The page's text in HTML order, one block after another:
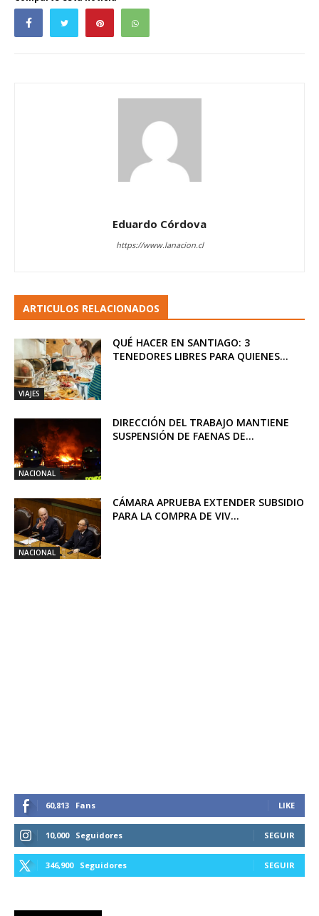
Eduardo Córdova
https://www.lanacion.cl
ARTICULOS RELACIONADOS
VIAJES
QUÉ HACER EN SANTIAGO: 3
TENEDORES LIBRES PARA QUIENES...
NACIONAL
DIRECCIÓN DEL TRABAJO MANTIENE
SUSPENSIÓN DE FAENAS DE...
NACIONAL
CÁMARA APRUEBA EXTENDER SUBSIDIO
PARA LA COMPRA DE VIV...
60,813 Fans LIKE
10,000 Seguidores SEGUIR
346,900 Seguidores SEGUIR